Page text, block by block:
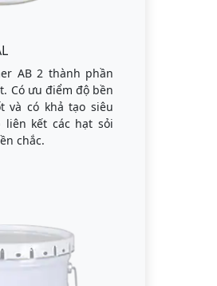
AB 2 thành phần
Có ưu điểm độ bền
và có khả tạo siêu
kết các hạt sỏi
chắc.